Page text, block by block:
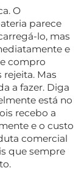
O
parece
lo, mas
e
compro
Mas
a fazer. Diga
está no
recebo a
e o custo
comercial
que sempre